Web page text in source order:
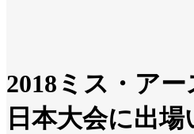
2018ミス・ア
日本大会に出